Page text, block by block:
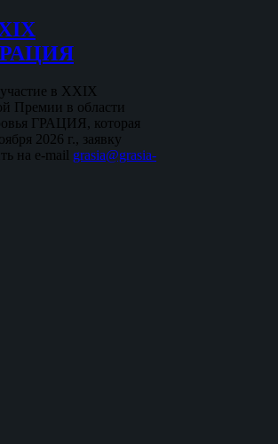
в XXIX
Премии в области
ГРАЦИЯ, которая
2026 г., заявку
на e-mail grasia@grasia-